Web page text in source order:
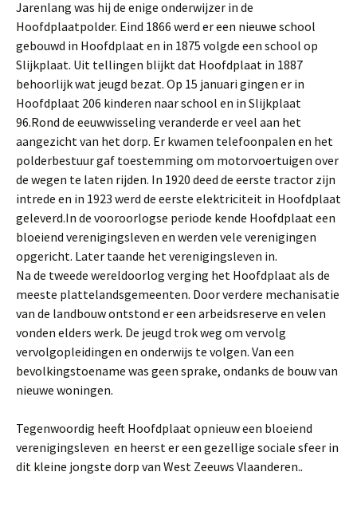
Jarenlang was hij de enige onderwijzer in de
Hoofdplaatpolder. Eind 1866 werd er een nieuwe school
gebouwd in Hoofdplaat en in 1875 volgde een school op
Slijkplaat. Uit tellingen blijkt dat Hoofdplaat in 1887
behoorlijk wat jeugd bezat. Op 15 januari gingen er in
Hoofdplaat 206 kinderen naar school en in Slijkplaat
96.Rond de eeuwwisseling veranderde er veel aan het
aangezicht van het dorp. Er kwamen telefoonpalen en het
polderbestuur gaf toestemming om motorvoertuigen over
de wegen te laten rijden. In 1920 deed de eerste tractor zijn
intrede en in 1923 werd de eerste elektriciteit in Hoofdplaat
geleverd.In de vooroorlogse periode kende Hoofdplaat een
bloeiend verenigingsleven en werden vele verenigingen
opgericht. Later taande het verenigingsleven in.
Na de tweede wereldoorlog verging het Hoofdplaat als de
meeste plattelandsgemeenten. Door verdere mechanisatie
van de landbouw ontstond er een arbeidsreserve en velen
vonden elders werk. De jeugd trok weg om vervolg
vervolgopleidingen en onderwijs te volgen. Van een
bevolkingstoename was geen sprake, ondanks de bouw van
nieuwe woningen.
Tegenwoordig heeft Hoofdplaat opnieuw een bloeiend
verenigingsleven en heerst er een gezellige sociale sfeer in
dit kleine jongste dorp van West Zeeuws Vlaanderen..